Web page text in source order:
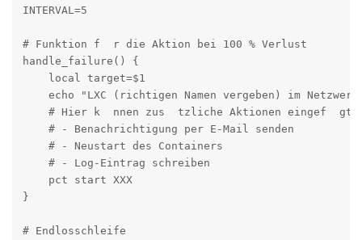
INTERVAL=5
# Funktion f  r die Aktion bei 100 % Verlust
handle_failure() {
    local target=$1
echo "LXC (richtigen Namen vergeben) im
# Hier k  nnen zus  tzliche Aktionen eingef  gt
    # - Benachrichtigung per E-Mail senden
    # - Neustart des Containers
    # - Log-Eintrag schreiben
    pct start XXX
}
# Endlosschleife